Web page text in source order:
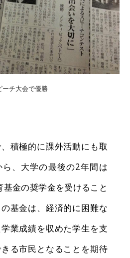
ーチ大会で優勝
積極的に課外活動にも取
、大学の最後の2年間は
基金の奨学金を受けること
基金は、経済的に困難な
業成績を収めた学生を支
る市民となることを期待